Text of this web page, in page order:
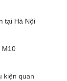
tại Hà Nội
M10
kiện quan